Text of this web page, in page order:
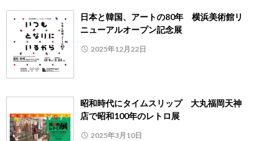
日本と韓国、アートの80年 横浜美術館リ
ニューアルオープン記念展
2025年12月22日
昭和時代にタイムスリップ 大丸福岡天神
店で昭和100年のレトロ展
2025年3月10日